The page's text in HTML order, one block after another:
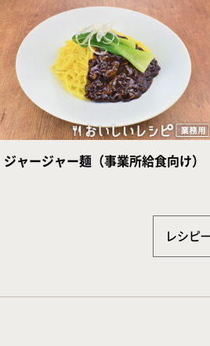
ジャージャー麺（事業所給食向け）
レシピ